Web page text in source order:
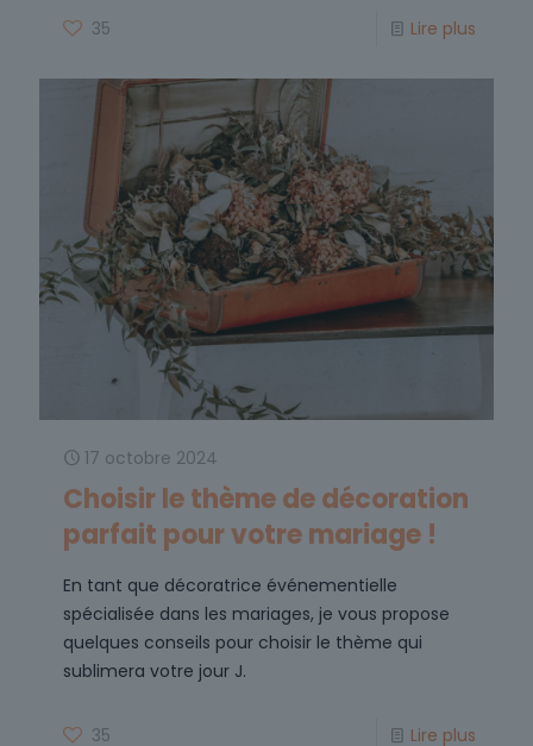
35 Lire plus
17 octobre 2024
Choisir le thème de décoration
parfait pour votre mariage !
En tant que décoratrice événementielle
spécialisée dans les mariages, je vous propose
quelques conseils pour choisir le thème qui
sublimera votre jour J.
35 Lire plus